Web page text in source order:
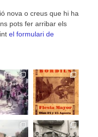
nova o creus que hi ha
pots fer arribar els
el formulari de